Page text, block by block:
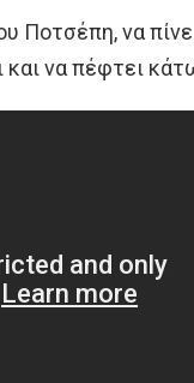
Ποτσέπη, να
και να πέφτει